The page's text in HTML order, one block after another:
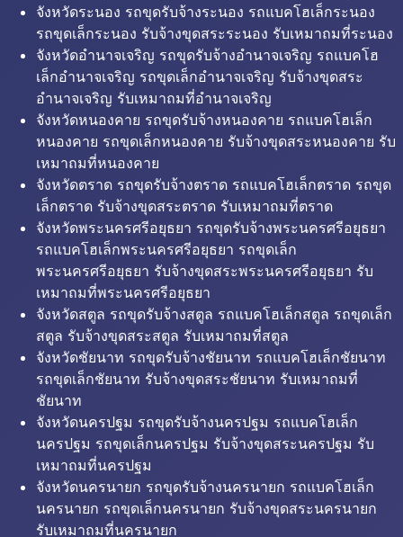
จังหวัดระนอง รถขุดรับจ้างระนอง รถแบคโฮเล็กระนอง
รถขุดเล็กระนอง รับจ้างขุดสระระนอง รับเหมาถมที่ระนอง
จังหวัดอำนาจเจริญ รถขุดรับจ้างอำนาจเจริญ รถแบคโฮ
เล็กอำนาจเจริญ รถขุดเล็กอำนาจเจริญ รับจ้างขุดสระ
อำนาจเจริญ รับเหมาถมที่อำนาจเจริญ
จังหวัดหนองคาย รถขุดรับจ้างหนองคาย รถแบคโฮเล็ก
หนองคาย รถขุดเล็กหนองคาย รับจ้างขุดสระหนองคาย รับ
เหมาถมที่หนองคาย
จังหวัดตราด รถขุดรับจ้างตราด รถแบคโฮเล็กตราด รถขุด
เล็กตราด รับจ้างขุดสระตราด รับเหมาถมที่ตราด
จังหวัดพระนครศรีอยุธยา รถขุดรับจ้างพระนครศรีอยุธยา
รถแบคโฮเล็กพระนครศรีอยุธยา รถขุดเล็ก
พระนครศรีอยุธยา รับจ้างขุดสระพระนครศรีอยุธยา รับ
เหมาถมที่พระนครศรีอยุธยา
จังหวัดสตูล รถขุดรับจ้างสตูล รถแบคโฮเล็กสตูล รถขุดเล็ก
สตูล รับจ้างขุดสระสตูล รับเหมาถมที่สตูล
จังหวัดชัยนาท รถขุดรับจ้างชัยนาท รถแบคโฮเล็กชัยนาท
รถขุดเล็กชัยนาท รับจ้างขุดสระชัยนาท รับเหมาถมที่
ชัยนาท
จังหวัดนครปฐม รถขุดรับจ้างนครปฐม รถแบคโฮเล็ก
นครปฐม รถขุดเล็กนครปฐม รับจ้างขุดสระนครปฐม รับ
เหมาถมที่นครปฐม
จังหวัดนครนายก รถขุดรับจ้างนครนายก รถแบคโฮเล็ก
นครนายก รถขุดเล็กนครนายก รับจ้างขุดสระนครนายก
รับเหมาถมที่นครนายก